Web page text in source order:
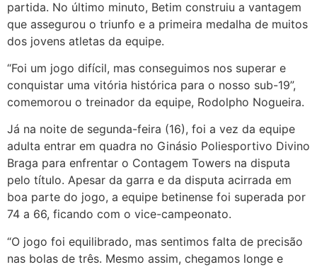
partida. No último minuto, Betim construiu a vantagem
que assegurou o triunfo e a primeira medalha de muitos
dos jovens atletas da equipe.
“Foi um jogo difícil, mas conseguimos nos superar e
conquistar uma vitória histórica para o nosso sub-19”,
comemorou o treinador da equipe, Rodolpho Nogueira.
Já na noite de segunda-feira (16), foi a vez da equipe
adulta entrar em quadra no Ginásio Poliesportivo Divino
Braga para enfrentar o Contagem Towers na disputa
pelo título. Apesar da garra e da disputa acirrada em
boa parte do jogo, a equipe betinense foi superada por
74 a 66, ficando com o vice-campeonato.
“O jogo foi equilibrado, mas sentimos falta de precisão
nas bolas de três. Mesmo assim, chegamos longe e